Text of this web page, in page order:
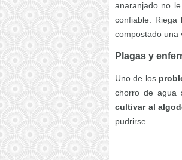
anaranjado no
confiable.
compostado una
Plagas y
Uno de los
chorro de agua
cultivar al
pudrirse.